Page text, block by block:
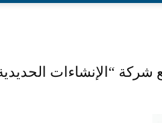
شركة “الإنشاءات الحديدية